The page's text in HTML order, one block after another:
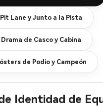
Pit Lane y Junto a la Pista
Drama de Casco y Cabina
de Podio y Campeón
Identidad de